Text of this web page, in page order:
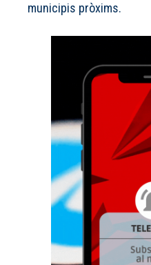
municipis pròxims.